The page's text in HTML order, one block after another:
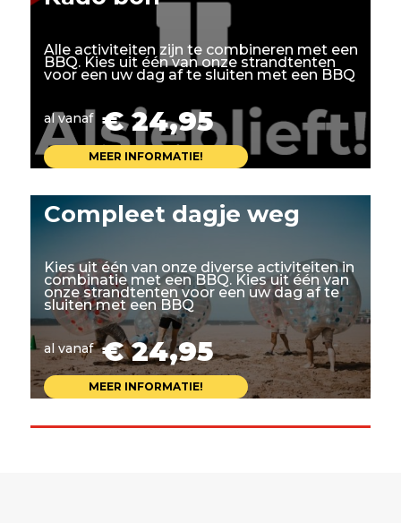
Alle activiteiten zijn te combineren met een
BBQ. Kies uit één van onze strandtenten
voor een uw dag af te sluiten met een BBQ
al vanaf € 24,95
MEER INFORMATIE!
Compleet dagje weg
Kies uit één van onze diverse activiteiten in
combinatie met een BBQ. Kies uit één van
onze strandtenten voor een uw dag af te
sluiten met een BBQ
al vanaf € 24,95
MEER INFORMATIE!